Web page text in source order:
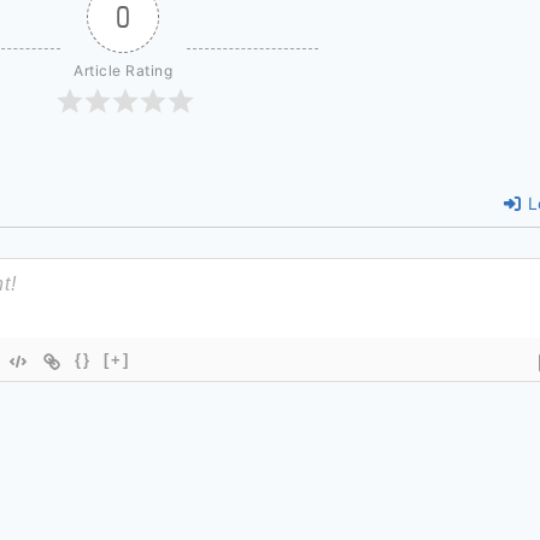
0
Article Rating
{} [+]